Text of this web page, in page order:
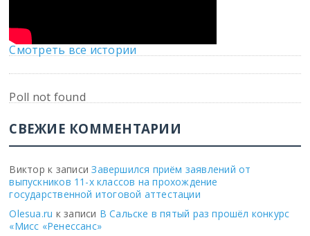
Смотреть все истории
Poll not found
СВЕЖИЕ КОММЕНТАРИИ
Виктор к записиЗавершился приём заявлений от
выпускников 11-х классов на прохождение
государственной итоговой аттестации
Olesua.ru к записи В Сальске в пятый раз прошёл конкурс
«Мисс «Ренессанс»